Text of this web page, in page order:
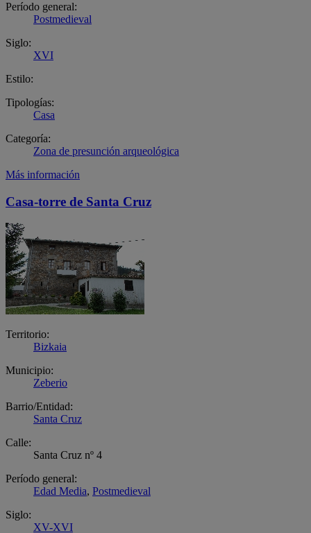
Período general:
Postmedieval
Siglo:
XVI
Estilo:
Tipologías:
Casa
Categoría:
Zona de presunción arqueológica
Más información
Casa-torre de Santa Cruz
Territorio:
Bizkaia
Municipio:
Zeberio
Barrio/Entidad:
Santa Cruz
Calle:
Santa Cruz nº 4
Período general:
Edad Media, Postmedieval
Siglo:
XV-XVI